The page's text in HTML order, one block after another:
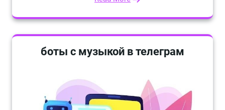
боты с музыкой в телеграм